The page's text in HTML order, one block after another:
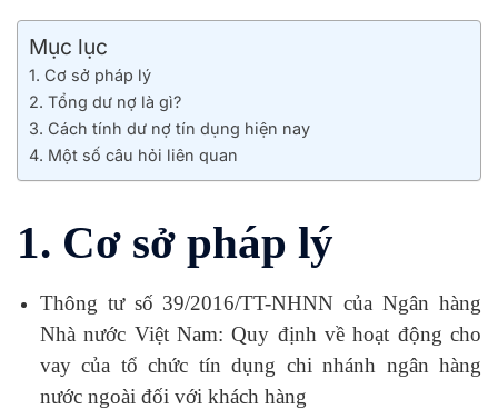
Mục lục
1. Cơ sở pháp lý
2. Tổng dư nợ là gì?
3. Cách tính dư nợ tín dụng hiện nay
4. Một số câu hỏi liên quan
1. Cơ sở pháp lý
Thông tư số 39/2016/TT-NHNN của Ngân hàng
Nhà nước Việt Nam: Quy định về hoạt động cho
vay của tổ chức tín dụng chi nhánh ngân hàng
nước ngoài đối với khách hàng